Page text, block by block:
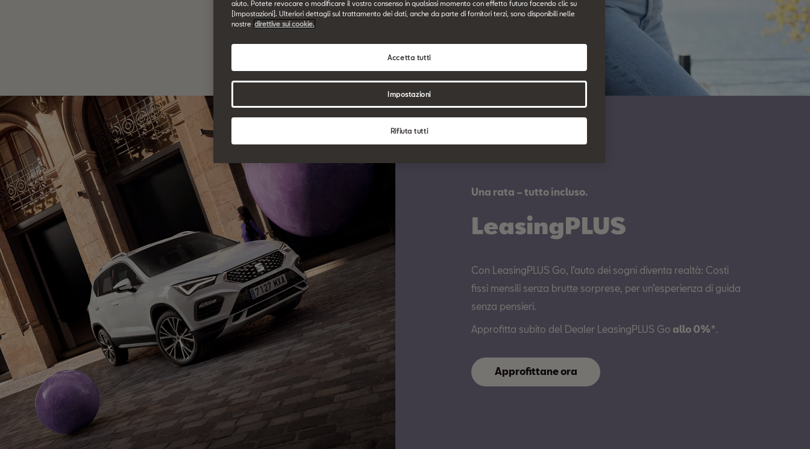
Una rata – tutto incluso.
LeasingPLUS
Con LeasingPLUS Go, l’auto dei sogni diventa realtà: Costi
fissi mensili senza brutte sorprese, per un’esperienza di guida
senza pensieri.
Approfitta subito del Dealer LeasingPLUS Go allo 0%*.
Approfittane ora
aiuto. Potete revocare o modificare il vostro consenso in qualsiasi momento con effetto futuro facendo clic su
[Impostazioni]. Ulteriori dettagli sul trattamento dei dati, anche da parte di fornitori terzi, sono disponibili nelle
nostre direttive sui cookie.
Rifiuta tutti
Accetta tutti
Impostazioni